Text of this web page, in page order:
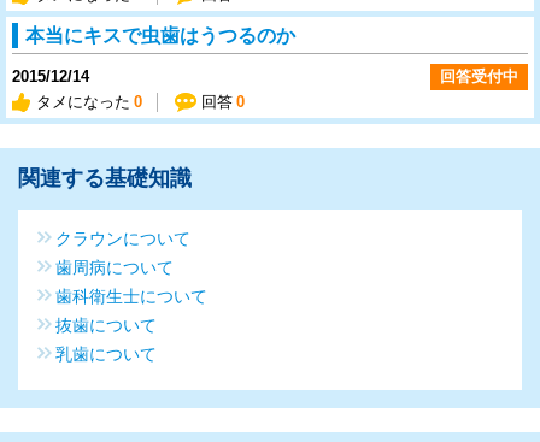
本当にキスで虫歯はうつるのか
2015/12/14
タメになった 0 回答 0
回答受付中
関連する基礎知識
クラウンについて
歯周病について
歯科衛生士について
抜歯について
乳歯について